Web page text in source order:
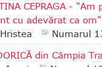
CEPRAGA -
cu adevărat ca om"
Numarul
din Câmpia